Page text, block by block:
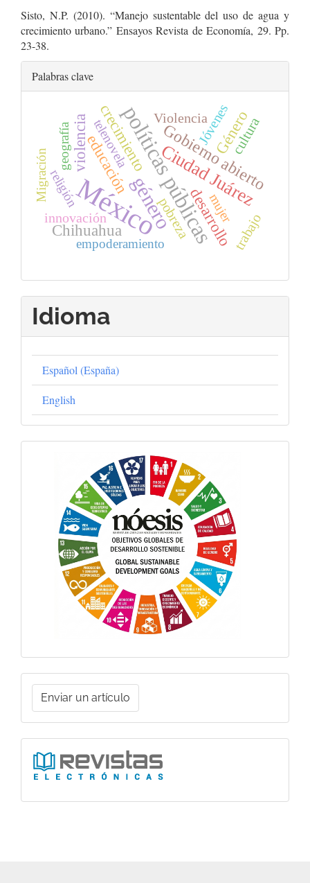
Sisto, N.P. (2010). “Manejo sustentable del uso de agua y
crecimiento urbano.” Ensayos Revista de Economía, 29. Pp.
23-38.
Palabras clave
Méxicopolíticas públicas
géneroCiudad Juárez
Gobierno abierto
desarrollo
educación
crecimiento
violencia
Chihuahua
Género
Jóvenes
innovación
cultura
Violencia
pobreza trabajo
telenovela
mujer
religión
geografía
Migración
empoderamiento
Idioma
Español (España)
English
Objetivos
Globales
Enviar
un
artículo
Enviar un artículo
Ligas